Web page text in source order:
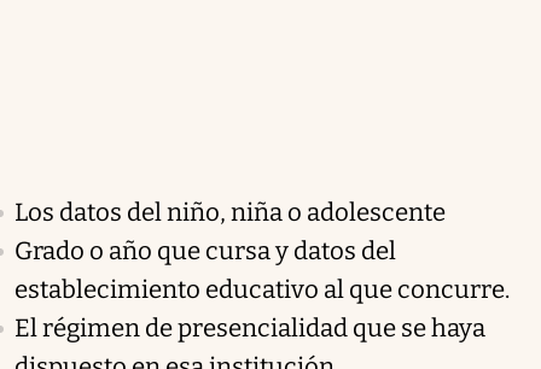
Los datos del niño, niña o adolescente
Grado o año que cursa y datos del
establecimiento educativo al que concurre.
El régimen de presencialidad que se haya